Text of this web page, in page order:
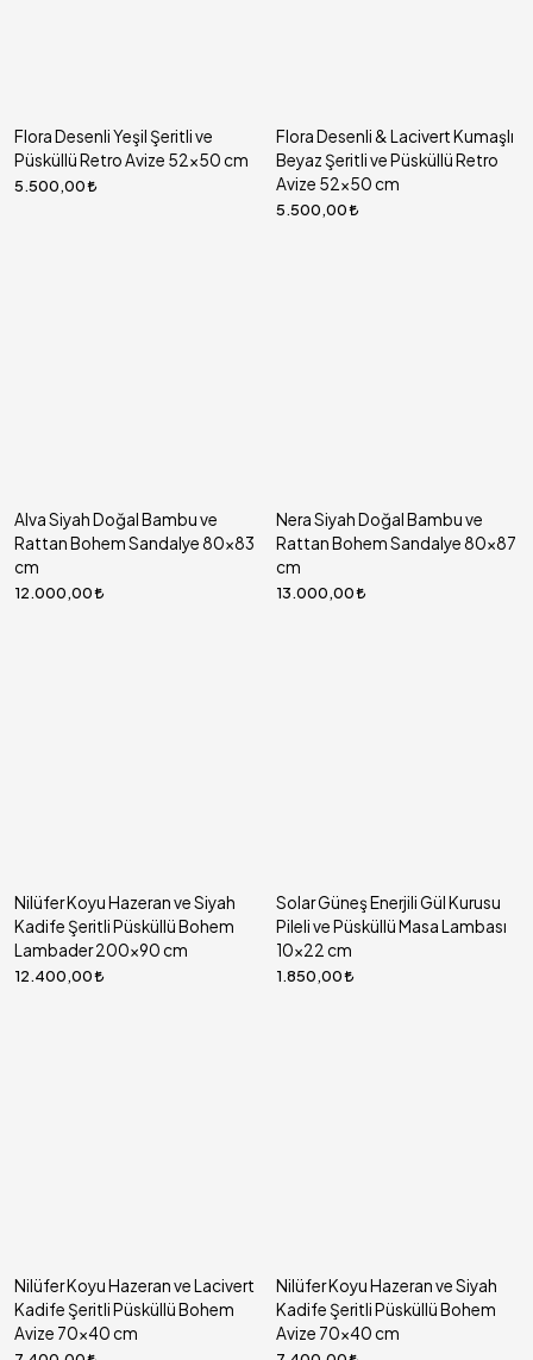
Flora Desenli Yeşil Şeritli ve
Püsküllü Retro Avize 52x50 cm
5.500,00
Flora Desenli & Lacivert Kumaşlı
Beyaz Şeritli ve Püsküllü Retro
Avize 52x50 cm
5.500,00
Alva Siyah Doğal Bambu ve
Rattan Bohem Sandalye 80x83
cm
12.000,00
Nera Siyah Doğal Bambu ve
Rattan Bohem Sandalye 80x87
cm
13.000,00
Nilüfer Koyu Hazeran ve Siyah
Kadife Şeritli Püsküllü Bohem
Lambader 200x90 cm
12.400,00
Solar Güneş Enerjili Gül Kurusu
Pileli ve Püsküllü Masa Lambası
10x22 cm
1.850,00
Nilüfer Koyu Hazeran ve Lacivert
Kadife Şeritli Püsküllü Bohem
Avize 70x40 cm
Nilüfer Koyu Hazeran ve Siyah
Kadife Şeritli Püsküllü Bohem
Avize 70x40 cm